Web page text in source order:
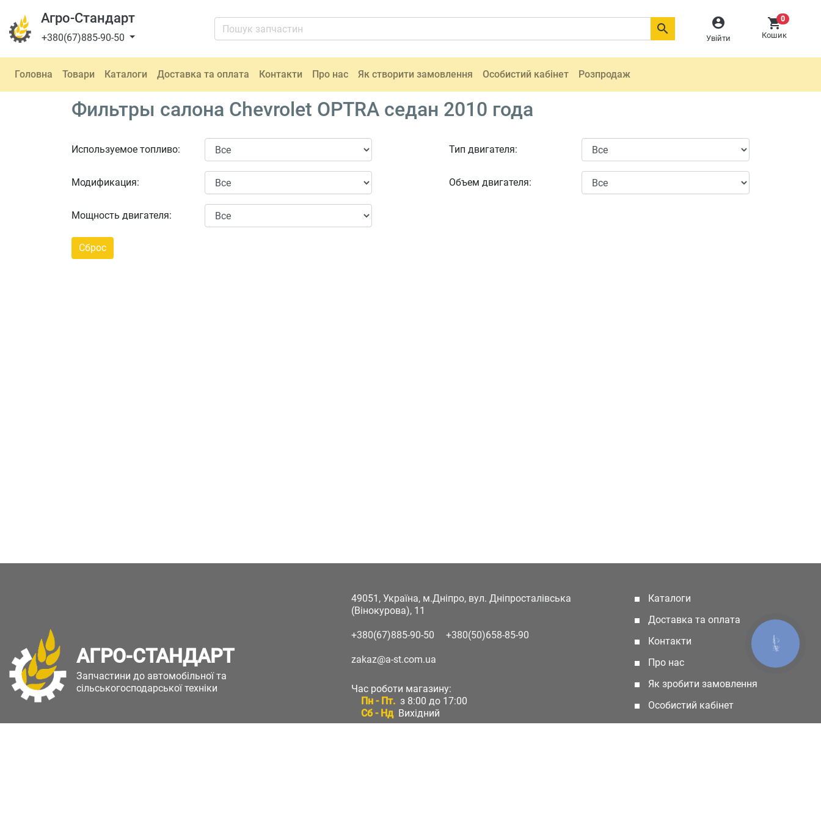
Агро-Стандарт
+380(67)885-90-50

Увійти
0
Кошик

Головна Товари Каталоги Доставка та оплата Контакти Про нас Як створити замовлення Особистий кабінет Розпродаж
Фильтры салона Chevrolet OPTRA седан 2010 года
Используемое топливо:
Модификация:
Мощность двигателя:
Тип двигателя:
Объем двигателя:
АГРО-СТАНДАРТ
Запчастини до автомобільної та
сільськогосподарської техніки
49051, Україна, м.Дніпро, вул. Дніпросталівська
(Вінокурова), 11
+380(67)885-90-50 +380(50)658-85-90
zakaz@a-st.com.ua
Час роботи магазину:
Пн - Пт. з 8:00 до 17:00
Сб - Нд Вихідний
Каталоги
Доставка та оплата
Контакти
Про нас
Як зробити замовлення
Особистий кабінет
КНОПКА
ЗВ'ЯЗКУ